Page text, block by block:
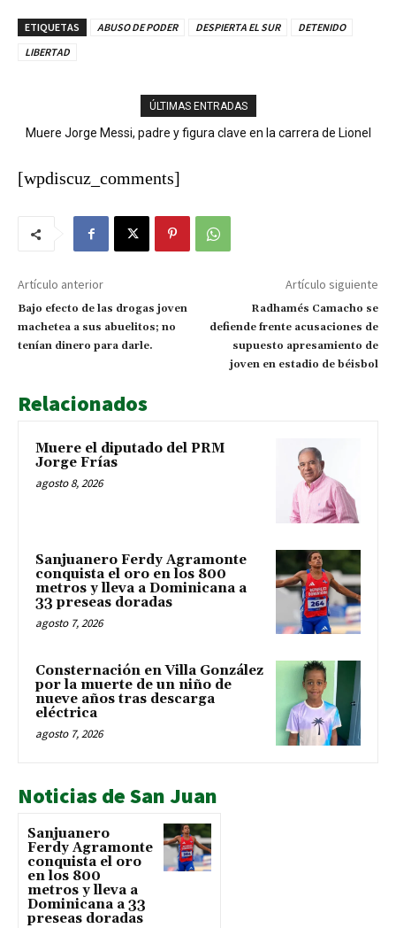
ETIQUETAS ABUSO DE PODER DESPIERTA EL SUR
DETENIDO
LIBERTAD
ÚLTIMAS ENTRADAS
Muere Jorge Messi, padre y figura clave en la carrera de Lionel
Sanjuanero Ferdy Agramonte conquista el oro en los 800 metros
[wpdiscuz_comments]
Artículo anterior
Bajo efecto de las drogas joven
machetea a sus abuelitos; no
tenían dinero para darle.
Artículo siguiente
Radhamés Camacho se
defiende frente acusaciones de
supuesto apresamiento de
joven en estadio de béisbol
Relacionados
Muere el diputado del PRM
Jorge Frías
agosto 8, 2026
Sanjuanero Ferdy Agramonte
conquista el oro en los 800
metros y lleva a Dominicana a
33 preseas doradas
agosto 7, 2026
Consternación en Villa González
por la muerte de un niño de
nueve años tras descarga
eléctrica
agosto 7, 2026
Noticias de San Juan
Sanjuanero
Ferdy Agramonte
conquista el oro
en los 800
metros y lleva a
Dominicana a 33
preseas doradas